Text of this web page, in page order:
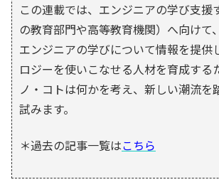
この連載では、エンジニアの学び支援
の教育部門や高等教育機関）へ向けて
エンジニアの学びについて情報を提供
ロジーを使いこなせる人材を育成する
ノ・コトは何かを考え、新しい潮流を
試みます。
＊過去の記事一覧はこちら